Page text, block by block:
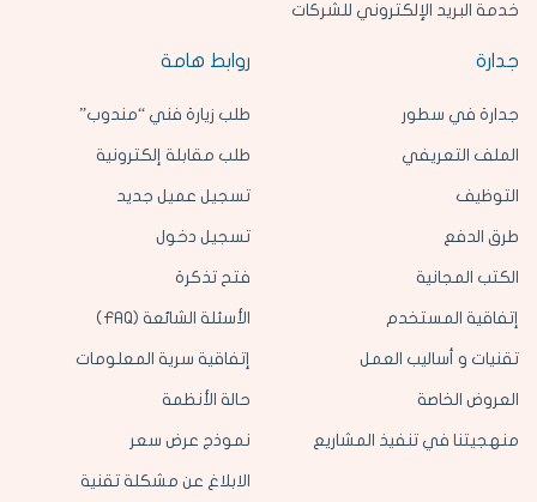
جدارة
جدارة في سطور
الملف التعريفي
التوظيف
طرق الدفع
الكتب المجانية
إتفاقية المستخدم
تقنيات و أساليب العمل
العروض الخاصة
منهجيتنا في تنفيذ المشاريع
خدمة البريد الإلكتروني للشركات
روابط هامة
طلب زيارة فني “مندوب”
طلب مقابلة إلكترونية
تسجيل عميل جديد
تسجيل دخول
فتح تذكرة
الأسئلة الشائعة (FAQ)
إتفاقية سرية المعلومات
حالة الأنظمة
نموذج عرض سعر
الابلاغ عن مشكلة تقنية